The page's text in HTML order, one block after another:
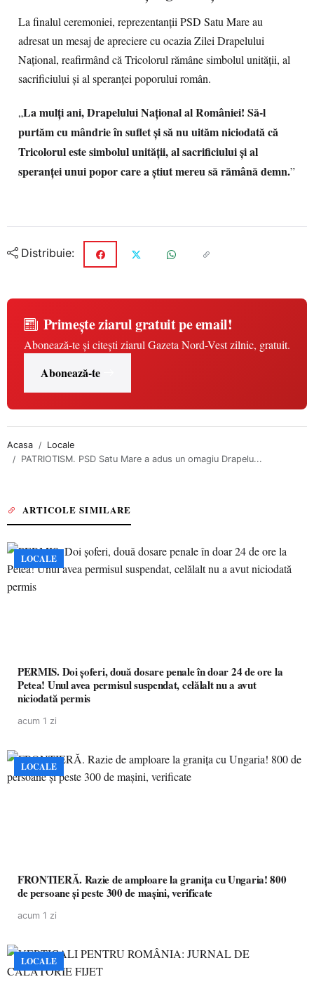
La finalul ceremoniei, reprezentanții PSD Satu Mare au
adresat un mesaj de apreciere cu ocazia Zilei Drapelului
Național, reafirmând că Tricolorul rămâne simbolul unității, al
sacrificiului și al speranței poporului român.
„La mulți ani, Drapelului Național al României! Să-l
purtăm cu mândrie în suflet și să nu uităm niciodată că
Tricolorul este simbolul unității, al sacrificiului și al
speranței unui popor care a știut mereu să rămână demn.”
Distribuie:
Primește ziarul gratuit pe email!
Abonează-te și citești ziarul Gazeta Nord-Vest zilnic, gratuit.
Abonează-te
Acasa
Locale
PATRIOTISM. PSD Satu Mare a adus un omagiu Drapelu...
ARTICOLE SIMILARE
LOCALE
PERMIS. Doi șoferi, două dosare penale în doar 24 de ore la
Petea! Unul avea permisul suspendat, celălalt nu a avut
niciodată permis
acum 1 zi
LOCALE
FRONTIERĂ. Razie de amploare la granița cu Ungaria! 800
de persoane și peste 300 de mașini, verificate
acum 1 zi
LOCALE